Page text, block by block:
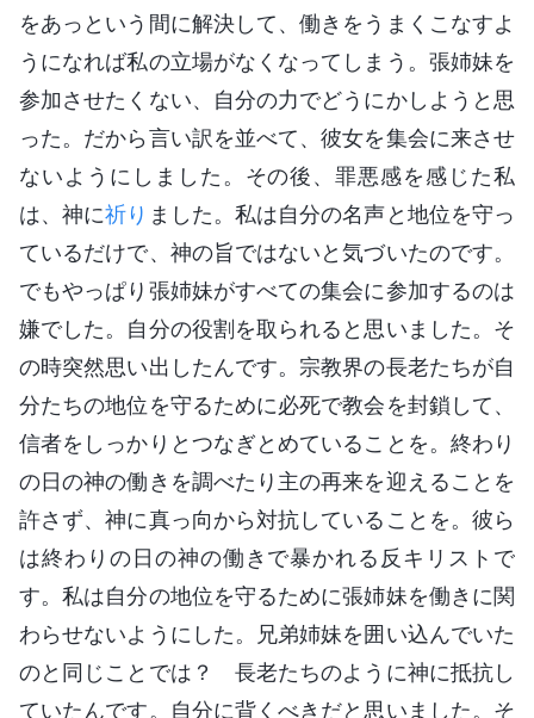
をあっという間に解決して、働きをうまくこなすよ
うになれば私の立場がなくなってしまう。張姉妹を
参加させたくない、自分の力でどうにかしようと思
った。だから言い訳を並べて、彼女を集会に来させ
ないようにしました。その後、罪悪感を感じた私
は、神に祈り ました。私は自分の名声と地位を守っ
ているだけで、神の旨ではないと気づいたのです。
でもやっぱり張姉妹がすべての集会に参加するのは
嫌でした。自分の役割を取られると思いました。そ
の時突然思い出したんです。宗教界の長老たちが自
分たちの地位を守るために必死で教会を封鎖して、
信者をしっかりとつなぎとめていることを。終わり
の日の神の働きを調べたり主の再来を迎えることを
許さず、神に真っ向から対抗していることを。彼ら
は終わりの日の神の働きで暴かれる反キリストで
す。私は自分の地位を守るために張姉妹を働きに関
わらせないようにした。兄弟姉妹を囲い込んでいた
のと同じことでは？ 長老たちのように神に抵抗し
ていたんです。自分に背くべきだと思いました。そ